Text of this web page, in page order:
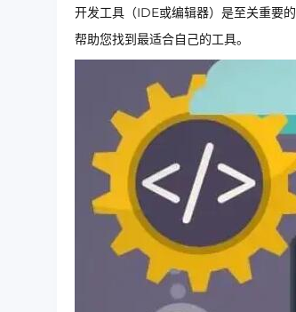
开发工具（IDE或编辑器）是至关重要
帮助您找到最适合自己的工具。